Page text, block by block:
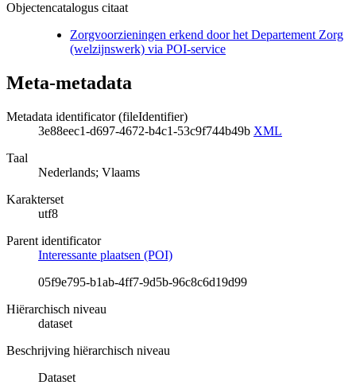
Objectencatalogus citaat
Zorgvoorzieningen erkend door het Departement Zorg
(welzijnswerk) via POI-service
Meta-metadata
Metadata identificator (fileIdentifier)
3e88eec1-d697-4672-b4c1-53c9f744b49b XML
Taal
Nederlands; Vlaams
Karakterset
utf8
Parent identificator
Interessante plaatsen (POI)
05f9e795-b1ab-4ff7-9d5b-96c8c6d19d99
Hiërarchisch niveau
dataset
Beschrijving hiërarchisch niveau
Dataset